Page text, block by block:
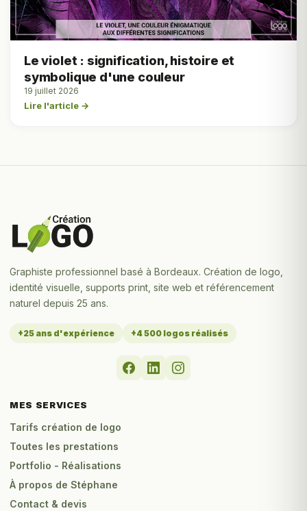
Le violet : signification, histoire et
symbolique d'une couleur
19 juillet 2026
Lire l'article →
Graphiste professionnel basé à Bordeaux. Création de logo,
identité visuelle, supports print, site web et référencement
naturel depuis 25 ans.
+25 ans d'expérience +4 500 logos réalisés
MES SERVICES
Tarifs création de logo
Toutes les prestations
Portfolio - Réalisations
À propos de Stéphane
Contact & devis